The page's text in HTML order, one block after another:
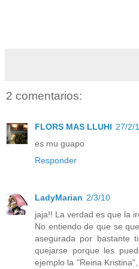
2 comentarios:
FLORS MAS LLUHI 27/2/
es mu guapo
Responder
LadyMarian 2/3/10
jaja!! La verdad es que la
No entiendo de que se
asegurada por bastante
quejarse porque les
ejemplo la "Reina